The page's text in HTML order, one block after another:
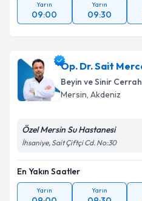
Yarın
09:00
Yarın
09:30
Op. Dr. Sait
Beyin ve Sinir
Mersin, Akdeniz
Özel Mersin Su Hastanesi
İhsaniye, Sait Çiftçi Cd. No:30
En Yakın Saatler
Yarın Yarın